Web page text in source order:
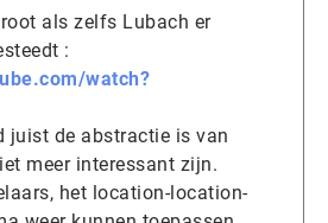
als zelfs Lubach er
:
watch?
juist de abstractie is van
meer interessant zijn.
het location-location-